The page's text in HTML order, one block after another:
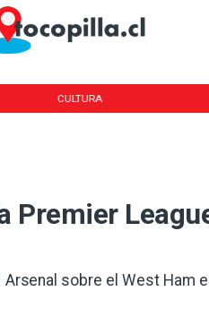
CULTURA
Premier
sobre el West Ham